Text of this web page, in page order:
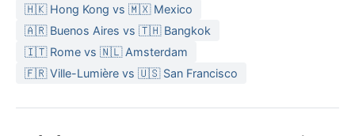
🇭🇰 Hong Kong vs 🇲🇽 Mexico
🇦🇷 Buenos Aires vs 🇹🇭 Bangkok
🇮🇹 Rome vs 🇳🇱 Amsterdam
🇫🇷 Ville-Lumière vs 🇺🇸 San Francisco